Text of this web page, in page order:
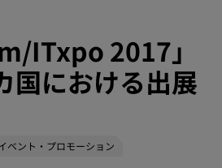
ITxpo 2017」
国における出展
ベント・プロモーション